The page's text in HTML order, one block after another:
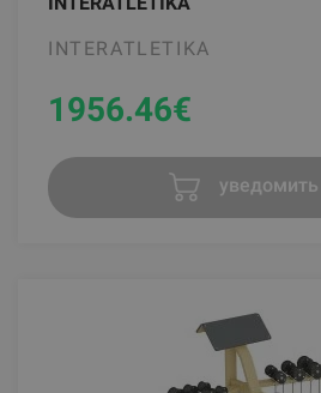
INTERATLETIKA
1956.46€